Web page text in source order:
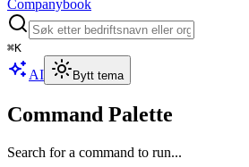
Companybook
⌘K
AI Bytt tema
Command Palette
Search for a command to run...